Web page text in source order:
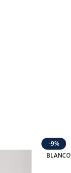
-9%
BLANCO